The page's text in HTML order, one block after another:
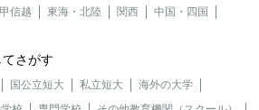
信越 東海・北陸 関西
中国・四国
さがす
国公立短大 私立短大
海外の大学